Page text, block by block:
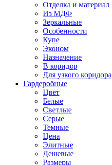
Отделка и материал
Из МДФ
Зеркальные
Особенности
Купе
Эконом
Назначение
В коридор
Для узкого коридора
Гардеробные
Цвет
Белые
Светлые
Серые
Темные
Цена
Элитные
Дешевые
Размеры